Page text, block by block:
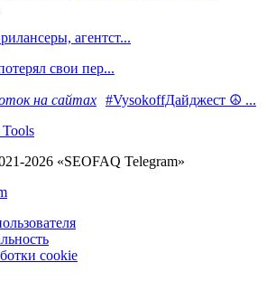
агентст...
свои пер...
#VysokoffДайджест ☮️ ...
2026 «SEOFAQ Telegram»
cookie